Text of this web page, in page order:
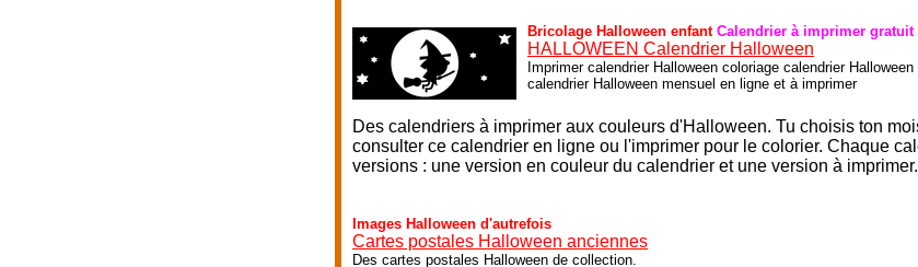
Bricolage Halloween enfant Calendrier à imprimer gratuit
HALLOWEEN Calendrier Halloween
Imprimer calendrier Halloween coloriage calendrier
calendrier Halloween mensuel en ligne et à imprimer
Des calendriers à imprimer aux couleurs d'Halloween. Tu choisis ton
consulter ce calendrier en ligne ou l'imprimer pour le colorier. Chaque
versions : une version en couleur du calendrier et une version à imprimer.
Images Halloween d'autrefois
Cartes postales Halloween anciennes
Des cartes postales Halloween de collection.